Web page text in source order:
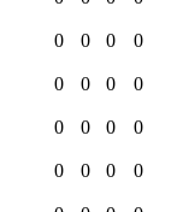
0 0 0 0
0 0 0 0
0 0 0 0
0 0 0 0